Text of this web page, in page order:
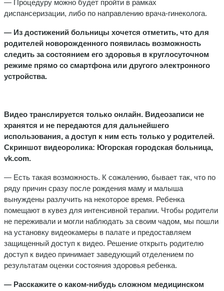
— Процедуру можно будет пройти в рамках
диспансеризации, либо по направлению врача-гинеколога.
— Из достижений больницы хочется отметить, что для
родителей новорожденного появилась возможность
следить за состоянием его здоровья в круглосуточном
режиме прямо со смартфона или другого электронного
устройства.
Видео транслируется только онлайн. Видеозаписи не
хранятся и не передаются для дальнейшего
использования, а доступ к ним есть только у родителей.
Скриншот видеоролика: Югорская городская больница,
vk.com.
— Есть такая возможность. К сожалению, бывает так, что по
ряду причин сразу после рождения маму и малыша
вынуждены разлучить на некоторое время. Ребенка
помещают в кувез для интенсивной терапии. Чтобы родители
не переживали и могли наблюдать за своим чадом, мы пошли
на установку видеокамеры в палате и предоставляем
защищенный доступ к видео. Решение открыть родителю
доступ к видео принимает заведующий отделением по
результатам оценки состояния здоровья ребенка.
— Расскажите о каком-нибудь сложном медицинском